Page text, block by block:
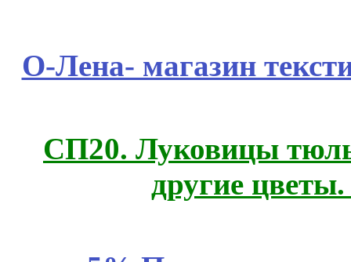
О-Лена- магазин
СП20. Луковицы
другие